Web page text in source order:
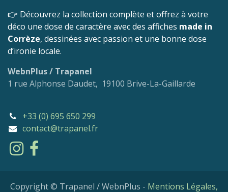
👉 Découvrez la collection complète et offrez à votre
déco une dose de caractère avec des affiches made in
Corrèze, dessinées avec passion et une bonne dose
d’ironie locale.
WebnPlus / Trapanel
1 rue Alphonse Daudet, 19100 Brive-La-Gaillarde
+33 (0) 695 650 299
contact@trapanel.fr
Copyright © Trapanel / WebnPlus - Mentions Légales,